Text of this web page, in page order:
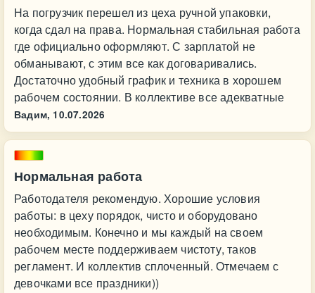
На погрузчик перешел из цеха ручной упаковки,
когда сдал на права. Нормальная стабильная работа
где официально оформляют. С зарплатой не
обманывают, с этим все как договаривались.
Достаточно удобный график и техника в хорошем
рабочем состоянии. В коллективе все адекватные
Вадим, 10.07.2026
Нормальная работа
Работодателя рекомендую. Хорошие условия
работы: в цеху порядок, чисто и оборудовано
необходимым. Конечно и мы каждый на своем
рабочем месте поддерживаем чистоту, таков
регламент. И коллектив сплоченный. Отмечаем с
девочками все праздники))